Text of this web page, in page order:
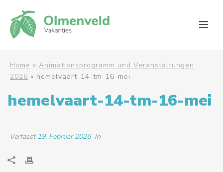
Home » Animationsprogramm und Veranstaltungen
2026 » hemelvaart-14-tm-16-mei
hemelvaart-14-tm-16-mei
Verfasst 19. Februar 2026 In